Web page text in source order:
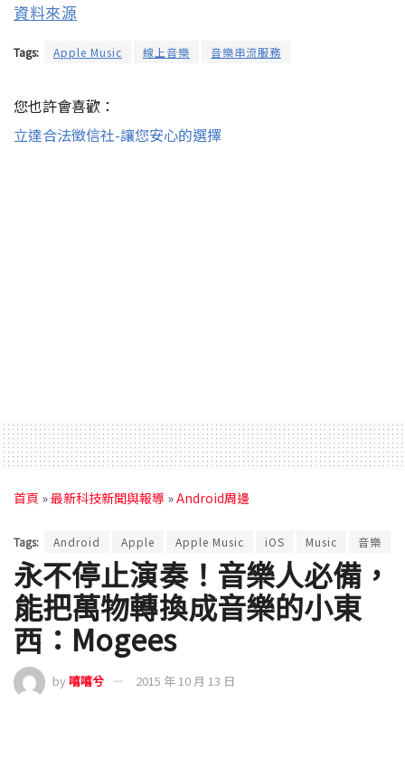
資料來源
Tags: Apple Music 線上音樂 音樂串流服務
您也許會喜歡：
立達合法徵信社-讓您安心的選擇
首頁 »最新科技新聞與報導 »Android周邊
Tags: Android Apple Apple Music iOS Music 音樂
永不停止演奏！音樂人必備，
能把萬物轉換成音樂的小東
西：Mogees
by嘻嘻兮 2015 年 10 月 13 日